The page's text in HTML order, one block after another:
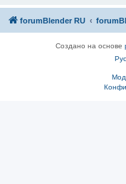
forumBlender RU
Создано на основе